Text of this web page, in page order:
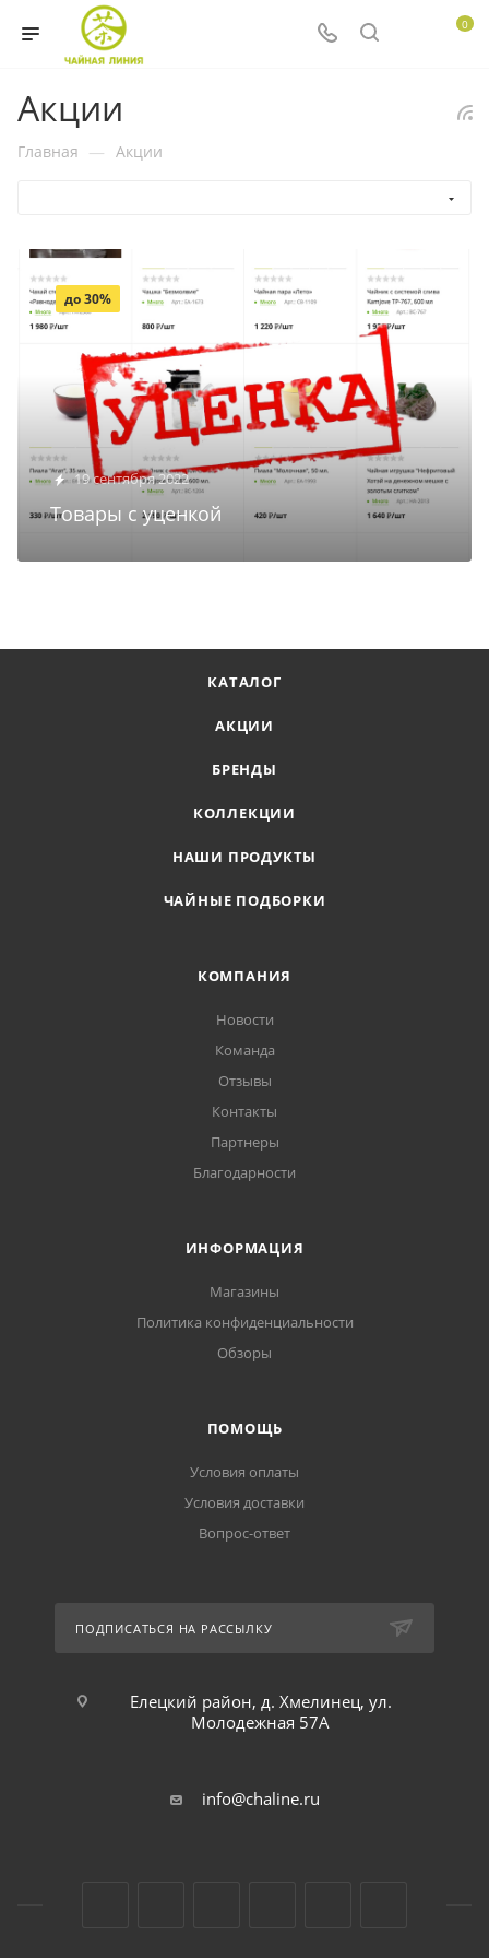
0
Акции
Главная — Акции
19 сентября 2022
Товары с уценкой
до 30%
КАТАЛОГ
АКЦИИ
БРЕНДЫ
КОЛЛЕКЦИИ
НАШИ ПРОДУКТЫ
ЧАЙНЫЕ ПОДБОРКИ
КОМПАНИЯ
Новости
Команда
Отзывы
Контакты
Партнеры
Благодарности
ИНФОРМАЦИЯ
Магазины
Политика конфиденциальности
Обзоры
ПОМОЩЬ
Условия оплаты
Условия доставки
Вопрос-ответ
ПОДПИСАТЬСЯ НА РАССЫЛКУ
Елецкий район, д. Хмелинец, ул.
Молодежная 57А
info@chaline.ru